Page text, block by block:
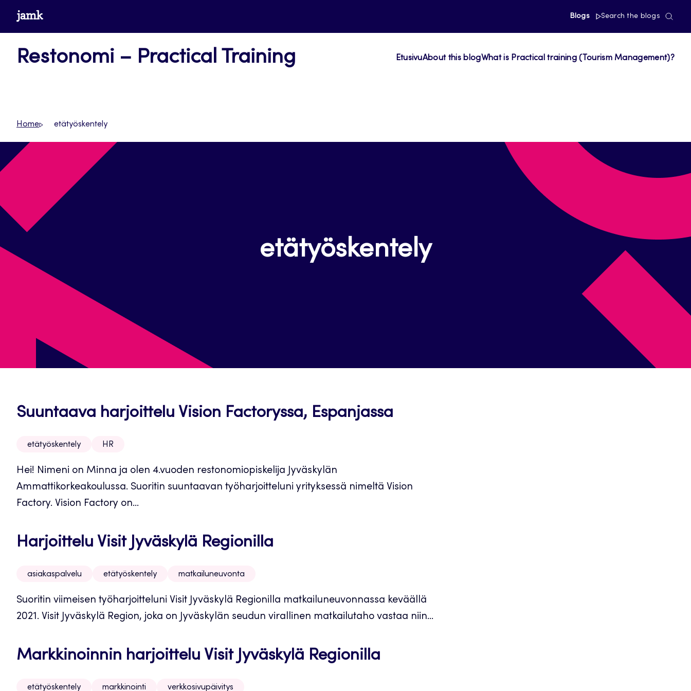
Siirrywww.jamk.fi Blogs Search the blogs
Restonomi – Practical Training EtusivuAbout this blogWhat is Practical training (Tourism Management)?
Home etätyöskentely
etätyöskentely
Suuntaava harjoittelu Vision Factoryssa, Espanjassa
etätyöskentely HR
Hei! Nimeni on Minna ja olen 4.vuoden restonomiopiskelija Jyväskylän
Ammattikorkeakoulussa. Suoritin suuntaavan työharjoitteluni yrityksessä nimeltä Vision
Factory. Vision Factory on...
Harjoittelu Visit Jyväskylä Regionilla
asiakaspalvelu etätyöskentely matkailuneuvonta
Suoritin viimeisen työharjoitteluni Visit Jyväskylä Regionilla matkailuneuvonnassa keväällä
2021. Visit Jyväskylä Region, joka on Jyväskylän seudun virallinen matkailutaho vastaa niin...
Markkinoinnin harjoittelu Visit Jyväskylä Regionilla
etätyöskentely markkinointi verkkosivupäivitys